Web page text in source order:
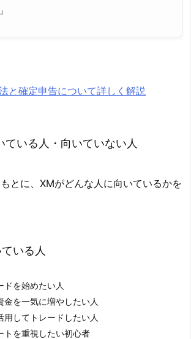
と確定申告について詳しく解説
ている人・向いていない人
とに、XMがどんな人に向いているかを
いる人
ドを始めたい人
金を一気に増やしたい人
用してトレードしたい人
トを重視したい初心者